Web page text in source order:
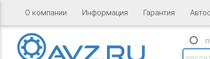
О компании Информация Гарантия